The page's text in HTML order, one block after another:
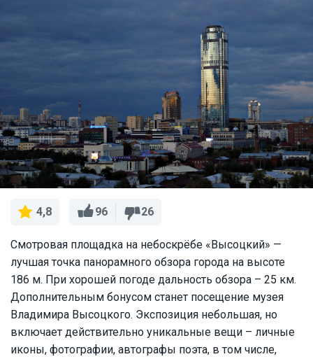
4,8 96 26
Смотровая площадка на небоскрёбе «Высоцкий» —
лучшая точка панорамного обзора города на высоте
186 м. При хорошей погоде дальность обзора – 25 км.
Дополнительным бонусом станет посещение музея
Владимира Высоцкого. Экспозиция небольшая, но
включает действительно уникальные вещи – личные
иконы, фотографии, автографы поэта, в том числе,